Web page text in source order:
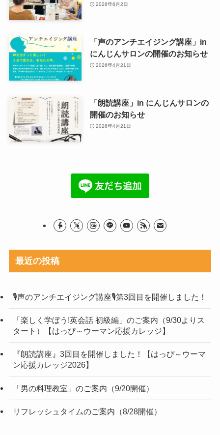
2026年6月2日
「声のアンチエイジング講座」in
にんじんサロンの開催のお知らせ
2026年4月21日
「朗読講座」in にんじんサロンの
開催のお知らせ
2026年4月21日
最近の投稿
🎙声のアンチエイジング講座🎙第3回目を開催しました！
「楽しく学ぼう!英会話 初級編」のご案内（9/30よりス
タート）【はっぴ～ウーマン応援カレッジ】
『朗読講座』3回目を開催しました！【はっぴ～ウーマ
ン応援カレッジ2026】
「男の料理教室」のご案内（9/20開催）
リフレッシュタイムのご案内（8/28開催）